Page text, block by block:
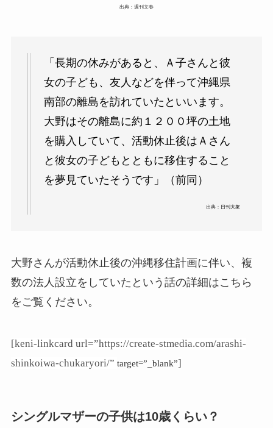
出典：週刊文春
「長期の休みがあると、Ａ子さんと彼
女の子ども、友人などを伴って沖縄県
南部の離島を訪れていたといいます。
大野はその離島に約１２００坪の土地
を購入していて、活動休止後はＡさん
と彼女の子どもとともに移住すること
を夢見ていたそうです」（前同）
出典： 日刊大衆
大野さんが活動休止後の沖縄移住計画に伴い、複
数の法人設立をしていたという話の詳細はこちら
をご覧ください。
[keni-linkcard url=”https://create-stmedia.com/arashi-
shinkoiwa-chukaryori/” target=”_blank”]
シングルマザーの子供は10歳くらい？